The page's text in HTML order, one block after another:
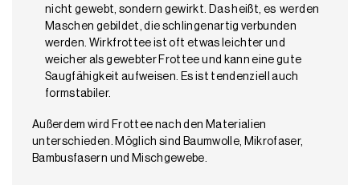
nicht gewebt, sondern gewirkt. Das heißt, es werden
Maschen gebildet, die schlingenartig verbunden
werden. Wirkfrottee ist oft etwas leichter und
weicher als gewebter Frottee und kann eine gute
Saugfähigkeit aufweisen. Es ist tendenziell auch
formstabiler.
Außerdem wird Frottee nach den Materialien
unterschieden. Möglich sind Baumwolle, Mikrofaser,
Bambusfasern und Mischgewebe.